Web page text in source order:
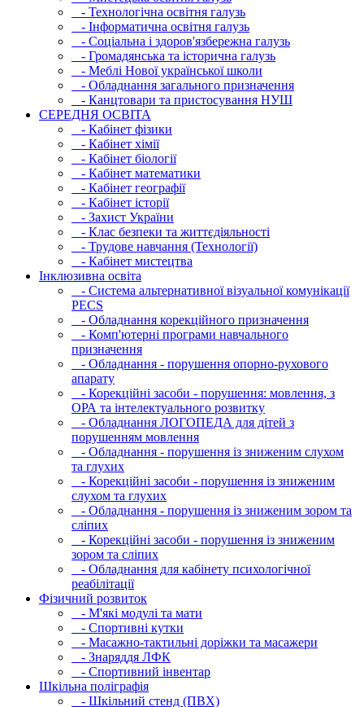
- Технологічна освітня галузь
- Інфopматична освітня галузь
- Соціальна і здоров'язбережна галузь
- Громадянська та історична галузь
- Меблі Нової української школи
- Обладнання загального призначення
- Канцтовари та пристосування НУШ
СЕРЕДНЯ ОСВIТА
- Кабінет фізики
- Кабінет хімії
- Кабінет біології
- Кабінет математики
- Кабінет географії
- Кабінет історії
- Захист України
- Клас безпеки та життєдіяльності
- Трудове навчання (Технології)
- Кабінет мистецтва
Інклюзивна освіта
- Система альтернативної візуальної комунікації
PECS
- Обладнання корекційного призначення
- Комп'ютерні програми навчального
призначення
- Обладнання - порушення опорно-рухового
апарату
- Корекційні засоби - порушення: мовлення, з
ОРА та інтелектуального розвитку
- Обладнання ЛОГОПЕДА для дітей з
порушенням мовлення
- Обладнання - порушення із зниженим слухом
та глухих
- Корекційні засоби - порушення із зниженим
слухом та глухих
- Обладнання - порушення із зниженим зором та
сліпих
- Корекційні засоби - порушення із зниженим
зором та сліпих
- Обладнання для кабінету психологічної
реабілітації
Фізичний розвиток
- М'які модулi та мати
- Спортивні кутки
- Масажно-тактильні доріжки та масажери
- Знаряддя ЛФК
- Спортивний інвентар
Шкільна поліграфія
- Шкільний стенд (ПВХ)